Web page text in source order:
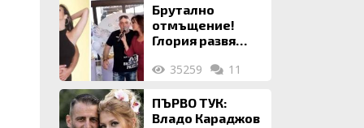
Брутално
отмъщение!
Глория развя
на Илия: Ожени
жена, заряза
Симона, за да
35259 11
ПЪРВО ТУК:
Владо Караджов